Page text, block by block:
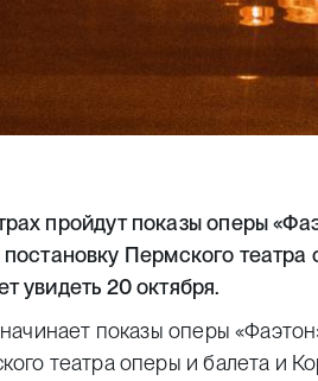
пройдут показы оперы
Пермского театра
увидеть 20 октября.
показы оперы
театра оперы и балета и